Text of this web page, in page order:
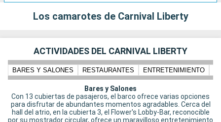
Los camarotes de Carnival Liberty
ACTIVIDADES DEL CARNIVAL LIBERTY
BARES Y SALONES RESTAURANTES ENTRETENIMIENTO
Bares y Salones
Con 13 cubiertas de pasajeros, el barco ofrece varias opciones
para disfrutar de abundantes momentos agradables. Cerca del
hall del atrio, en la cubierta 3, el Flower's Lobby-Bar, reconocible
por su mostrador circular, ofrece un maravilloso entretenimiento